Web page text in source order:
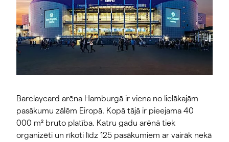
Barclaycard arēna Hamburgā ir viena no lielākajām
pasākumu zālēm Eiropā. Kopā tājā ir pieejama 40
000 m² bruto platība. Katru gadu arēnā tiek
organizēti un rīkoti līdz 125 pasākumiem ar vairāk nekā